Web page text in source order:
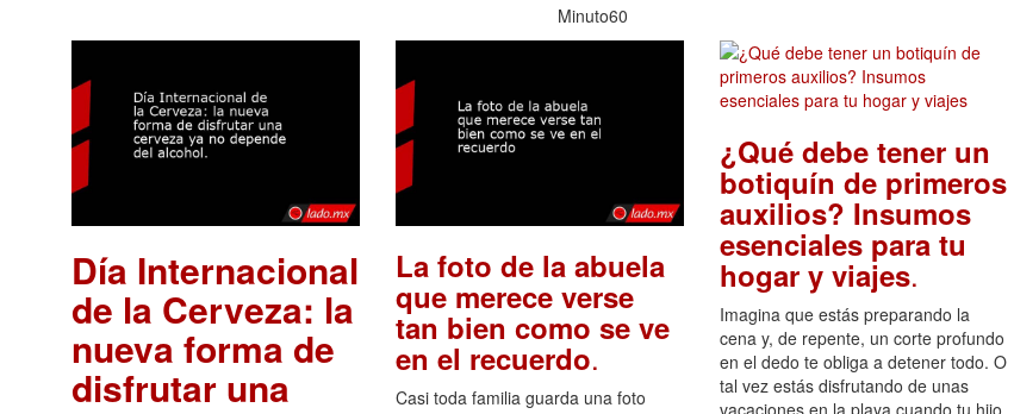
Minuto60
Día Internacional
de la Cerveza: la
nueva forma de
disfrutar una
La foto de la abuela
que merece verse
tan bien como se ve
en el recuerdo.
Casi toda familia guarda una foto
¿Qué debe tener un
botiquín de primeros
auxilios? Insumos
esenciales para tu
hogar y viajes.
Imagina que estás preparando la
cena y, de repente, un corte profundo
en el dedo te obliga a detener todo. O
tal vez estás disfrutando de unas